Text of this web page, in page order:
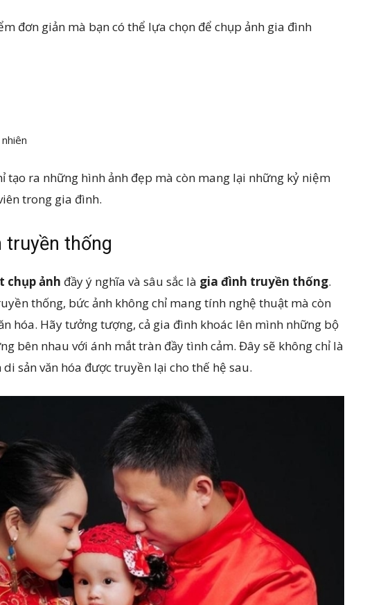
đơn giản mà bạn có thể lựa chọn để chụp ảnh gia đình
tạo ra những hình ảnh đẹp mà còn mang lại những kỷ niệm
trong gia đình.
truyền thống
chụp ảnh đầy ý nghĩa và sâu sắc là gia đình truyền thống.
thống, bức ảnh không chỉ mang tính nghệ thuật mà còn
hóa. Hãy tưởng tượng, cả gia đình khoác lên mình những bộ
bên nhau với ánh mắt tràn đầy tình cảm. Đây sẽ không chỉ là
sản văn hóa được truyền lại cho thế hệ sau.